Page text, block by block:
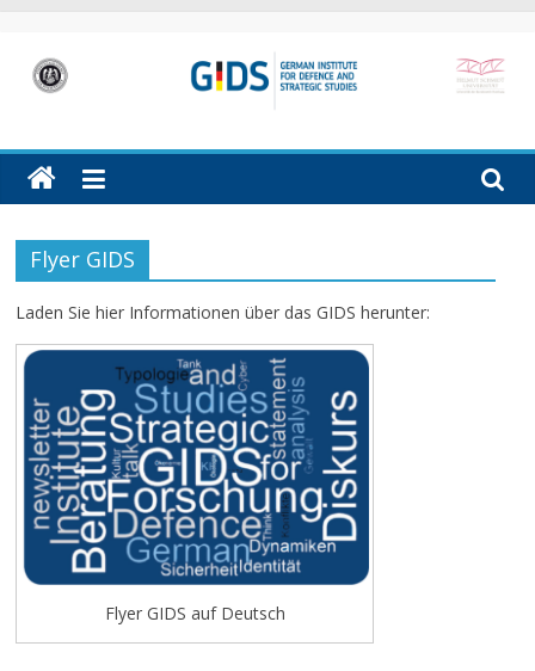
contentGIDS
German
Institute
Defence
and
Strategic
(GIDS)
Hamburg
Flyer GIDS
Laden Sie hier Informationen über das GIDS herunter:
Flyer GIDS auf Deutsch